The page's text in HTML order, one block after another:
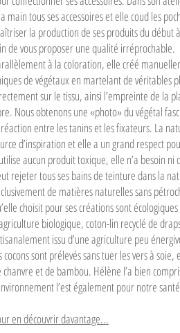
main tous ses accessoires et elle coud les
la production de ses produits du début
de vous proposer une qualité irréprochable.
à la coloration, elle créé
de végétaux en martelant de véritables
sur le tissu, ainsi l’empreinte de la
Nous obtenons une «photo» du végétal
entre les tanins et les fixateurs. La
d’inspiration et elle a un grand respect
aucun produit toxique, elle n’a besoin
rejeter tous ses bains de teinture dans la
de matières naturelles sans
choisit pour ses créations sont
biologique, coton-lin recyclé de
issu d’une agriculture peu
cocons sont prélevés sans tuer les vers à
chanvre et de bambou. Hélène l’a bien
l’est également pour notre
en découvrir davantage...